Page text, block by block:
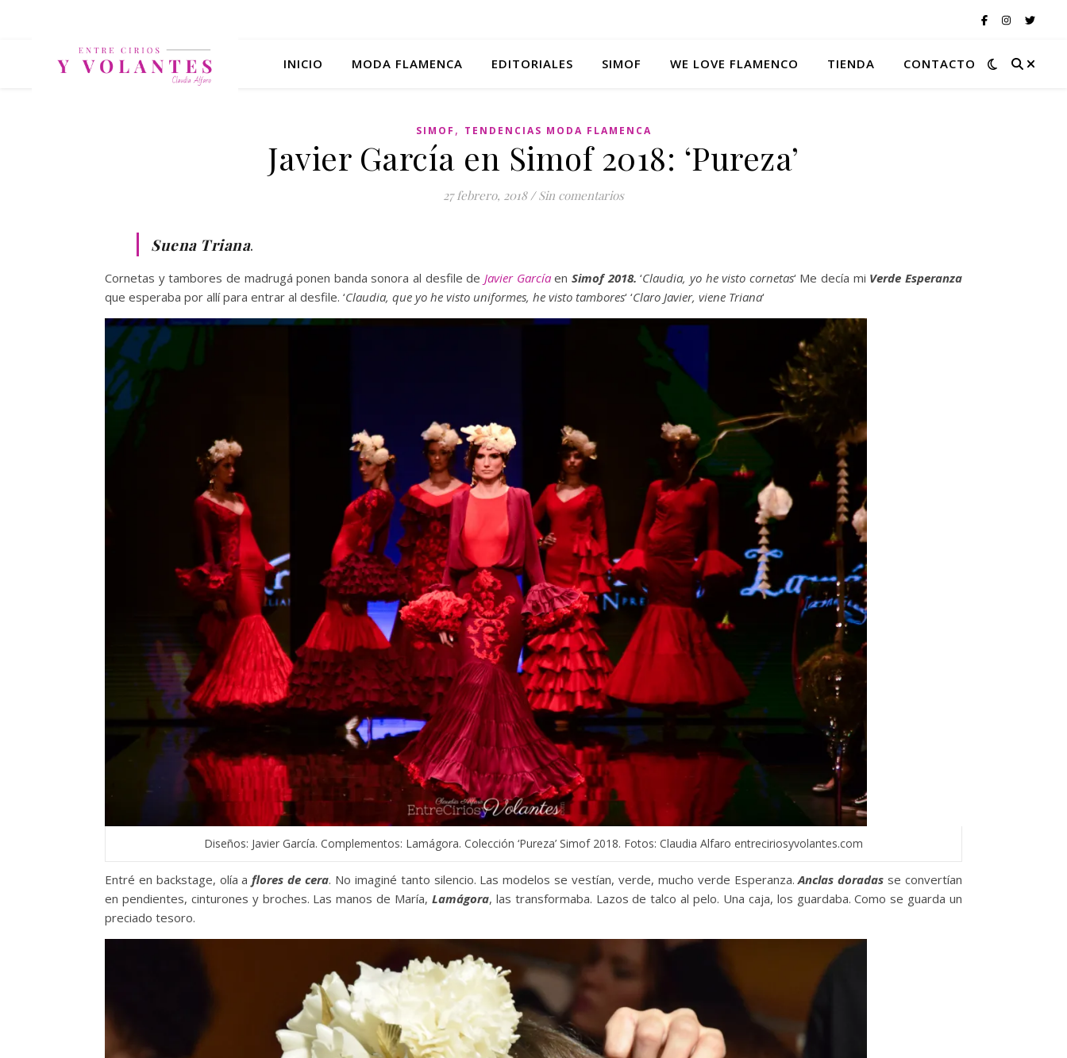
INICIO MODA FLAMENCA EDITORIALES SIMOF WE LOVE FLAMENCO TIENDA CONTACTO
SIMOF , TENDENCIAS MODA FLAMENCA
Javier García en Simof 2018: ‘Pureza’
27 febrero, 2018 / Sin comentarios
Suena Triana.
Cornetas y tambores de madrugá ponen banda sonora al desfile de Javier García en Simof 2018. ‘Claudia, yo he visto cornetas‘ Me decía mi Verde Esperanza
que esperaba por allí para entrar al desfile. ‘Claudia, que yo he visto uniformes, he visto tambores‘ ‘Claro Javier, viene Triana‘
Diseños: Javier García. Complementos: Lamágora. Colección ‘Pureza’ Simof 2018. Fotos: Claudia Alfaro entreciriosyvolantes.com
Entré en backstage, olía aflores de cera. No imaginé tanto silencio. Las modelos se vestían, verde, mucho verde Esperanza.Anclas doradas se convertían
en pendientes, cinturones y broches. Las manos de María, Lamágora, las transformaba. Lazos de talco al pelo. Una caja, los guardaba. Como se guarda un
preciado tesoro.